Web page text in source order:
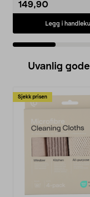
149,90
Legg i
Uvanlig
Sjekk prisen